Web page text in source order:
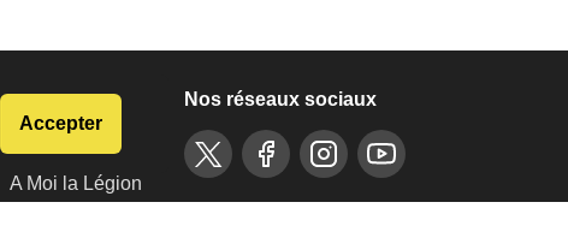
A Moi la Légion
Nos réseaux sociaux
Accepter